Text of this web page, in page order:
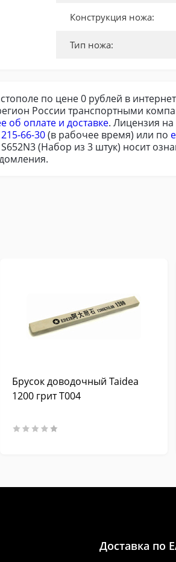
Конструкция ножа:
Тип ножа:
по цене 0 рублей в
России транспортными
об оплате и доставке. Лицензия
66-30(в рабочее время) или по
(Набор из 3 штук) носит
Брусок доводочный Taidea
1200 грит T004
Доставка по